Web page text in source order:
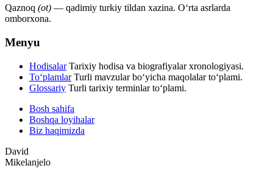
Qaznoq (ot) — qadimiy turkiy tildan xazina. Oʻrta asrlarda
omborxona.
Menyu
Hodisalar Tarixiy hodisa va biografiyalar xronologiyasi.
To‘plamlar Turli mavzular bo‘yicha maqolalar to‘plami.
Glossariy Turli tarixiy terminlar to‘plami.
Bosh sahifa
Boshqa loyihalar
Biz haqimizda
David
Mikelanjelo